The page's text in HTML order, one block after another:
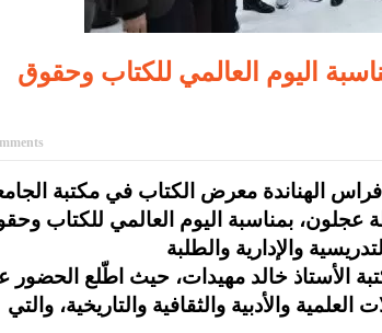
اليوم العالمي للكتاب وحقوق
فراس الهناندة معرض الكتاب في مكتبة
عجلون، بمناسبة اليوم العالمي للكتاب
الأستاذ خالد مهيدات، حيث اطّلع الحضور
والأدبية والثقافية والتاريخية، والتي